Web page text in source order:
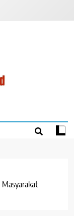
Masyarakat